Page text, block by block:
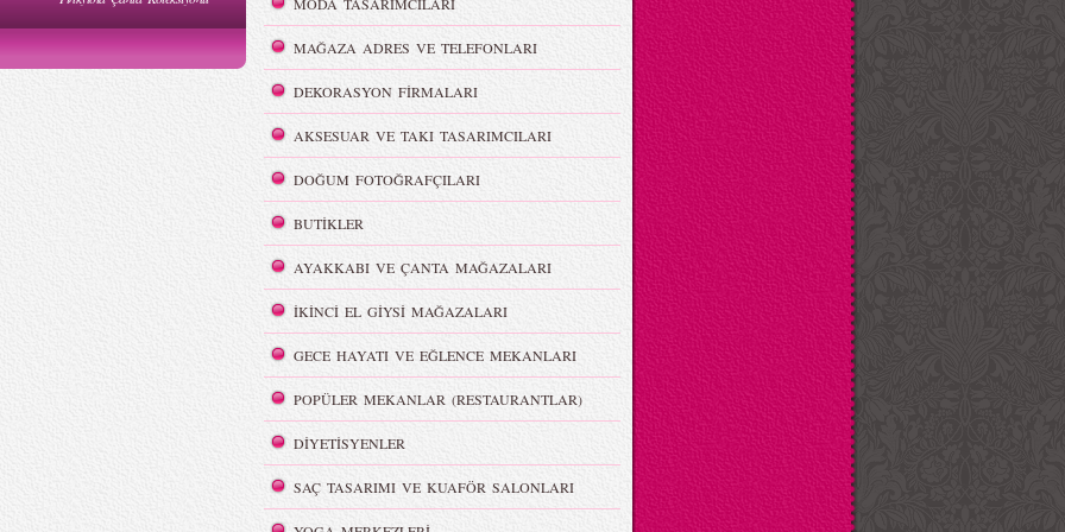
Hakan Akkaya - MBFWI Yaz
MAĞAZA ADRES VE TELEFONLARI
DEKORASYON FİRMALARI
AKSESUAR VE TAKI TASARIMCILARI
DOĞUM FOTOĞRAFÇILARI
BUTİKLER
AYAKKABI VE ÇANTA MAĞAZALARI
İKİNCİ EL GİYSİ MAĞAZALARI
GECE HAYATI VE EĞLENCE MEKANLARI
POPÜLER MEKANLAR (RESTAURANTLAR)
DİYETİSYENLER
SAÇ TASARIMI VE KUAFÖR SALONLARI